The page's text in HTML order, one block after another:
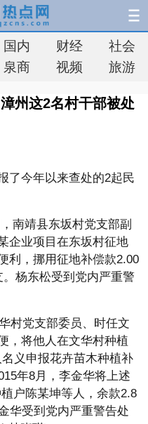
国内 财经
社会
泉商 视频 旅游
州这2名村干部被处
了今年以来查处的2起民
南靖县东坂村党支部副
企业项目在东坂村征地
利，挪用征地补偿款2.00
杨东松受到党内严重警
村党支部委员、时任文
，将他人在文华村种植
义申报花卉苗木种植补
年8月，李金华将上述
户陈某坤等人，余款2.8
华受到党内严重警告处